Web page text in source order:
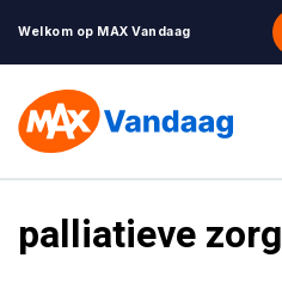
Welkom op MAX Vandaag
palliatieve zorg